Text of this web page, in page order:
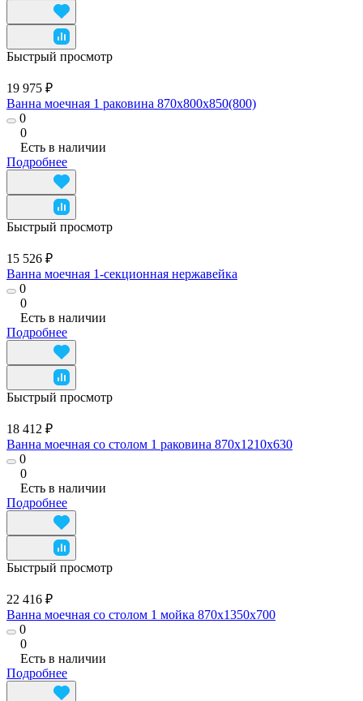
Быстрый просмотр
19 975 ₽
Ванна моечная 1 раковина 870x800х850(800)
0
0
Есть в наличии
Подробнее
Быстрый просмотр
15 526 ₽
Ванна моечная 1-секционная нержавейка
0
0
Есть в наличии
Подробнее
Быстрый просмотр
18 412 ₽
Ванна моечная со столом 1 раковина 870x1210x630
0
0
Есть в наличии
Подробнее
Быстрый просмотр
22 416 ₽
Ванна моечная со столом 1 мойка 870x1350x700
0
0
Есть в наличии
Подробнее